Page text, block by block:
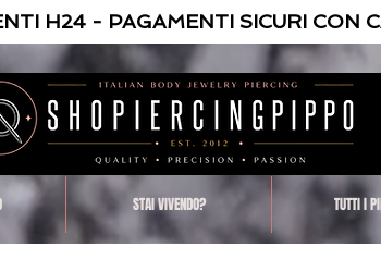
H24 - PAGAMENTI SICURI
STAI VIVENDO? TUTTI I